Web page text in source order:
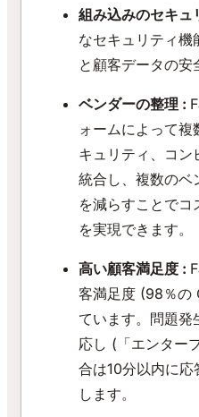
組み込みのセキュ
なセキュリティ機
と顧客データの安
ベンダーの整理 :
ォームによって
キュリティ、コン
統合し、複数のベ
を減らすことで
を実現できます。
高い顧客満足度 :
客満足度 (98％の
ています。問題発
応し (「エンター
合は10分以内に
します。